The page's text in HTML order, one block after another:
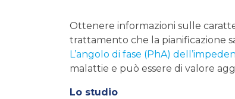
Ottenere informazioni sulle
trattamento che la pianificazione
L’angolo di fase (PhA)
malattie e può essere di valore
Lo studio